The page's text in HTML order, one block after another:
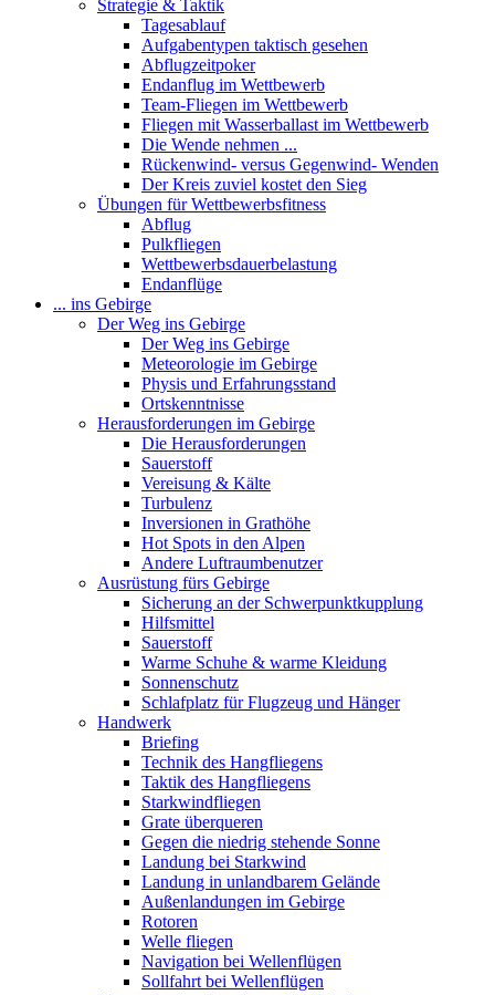
Strategie & Taktik
Tagesablauf
Aufgabentypen taktisch gesehen
Abflugzeitpoker
Endanflug im Wettbewerb
Team-Fliegen im Wettbewerb
Fliegen mit Wasserballast im Wettbewerb
Die Wende nehmen ...
Rückenwind- versus Gegenwind- Wenden
Der Kreis zuviel kostet den Sieg
Übungen für Wettbewerbsfitness
Abflug
Pulkfliegen
Wettbewerbsdauerbelastung
Endanflüge
... ins Gebirge
Der Weg ins Gebirge
Der Weg ins Gebirge
Meteorologie im Gebirge
Physis und Erfahrungsstand
Ortskenntnisse
Herausforderungen im Gebirge
Die Herausforderungen
Sauerstoff
Vereisung & Kälte
Turbulenz
Inversionen in Grathöhe
Hot Spots in den Alpen
Andere Luftraumbenutzer
Ausrüstung fürs Gebirge
Sicherung an der Schwerpunktkupplung
Hilfsmittel
Sauerstoff
Warme Schuhe & warme Kleidung
Sonnenschutz
Schlafplatz für Flugzeug und Hänger
Handwerk
Briefing
Technik des Hangfliegens
Taktik des Hangfliegens
Starkwindfliegen
Grate überqueren
Gegen die niedrig stehende Sonne
Landung bei Starkwind
Landung in unlandbarem Gelände
Außenlandungen im Gebirge
Rotoren
Welle fliegen
Navigation bei Wellenflügen
Sollfahrt bei Wellenflügen